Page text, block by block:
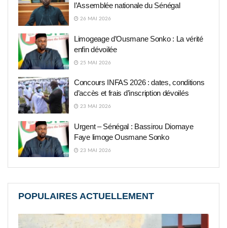
l’Assemblée nationale du Sénégal
26 MAI 2026
Limogeage d’Ousmane Sonko : La vérité
enfin dévoilée
25 MAI 2026
Concours INFAS 2026 : dates, conditions
d’accès et frais d’inscription dévoilés
23 MAI 2026
Urgent – Sénégal : Bassirou Diomaye
Faye limoge Ousmane Sonko
23 MAI 2026
POPULAIRES ACTUELLEMENT